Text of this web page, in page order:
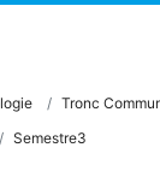
Tronc
Semestre3